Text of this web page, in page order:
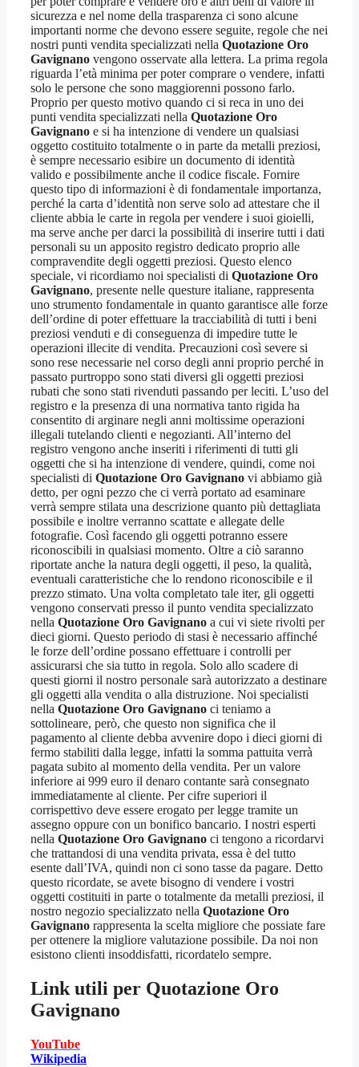
sicurezza e nel nome della trasparenza ci sono alcune
importanti norme che devono essere seguite, regole che nei
nostri punti vendita specializzati nella Quotazione Oro
Gavignano vengono osservate alla lettera. La prima regola
riguarda l’età minima per poter comprare o vendere, infatti
solo le persone che sono maggiorenni possono farlo.
Proprio per questo motivo quando ci si reca in uno dei
punti vendita specializzati nella Quotazione Oro
Gavignano e si ha intenzione di vendere un qualsiasi
oggetto costituito totalmente o in parte da metalli preziosi,
è sempre necessario esibire un documento di identità
valido e possibilmente anche il codice fiscale. Fornire
questo tipo di informazioni è di fondamentale importanza,
perché la carta d’identità non serve solo ad attestare che il
cliente abbia le carte in regola per vendere i suoi gioielli,
ma serve anche per darci la possibilità di inserire tutti i dati
personali su un apposito registro dedicato proprio alle
compravendite degli oggetti preziosi. Questo elenco
speciale, vi ricordiamo noi specialisti di Quotazione Oro
Gavignano, presente nelle questure italiane, rappresenta
uno strumento fondamentale in quanto garantisce alle forze
dell’ordine di poter effettuare la tracciabilità di tutti i beni
preziosi venduti e di conseguenza di impedire tutte le
operazioni illecite di vendita. Precauzioni così severe si
sono rese necessarie nel corso degli anni proprio perché in
passato purtroppo sono stati diversi gli oggetti preziosi
rubati che sono stati rivenduti passando per leciti. L’uso del
registro e la presenza di una normativa tanto rigida ha
consentito di arginare negli anni moltissime operazioni
illegali tutelando clienti e negozianti. All’interno del
registro vengono anche inseriti i riferimenti di tutti gli
oggetti che si ha intenzione di vendere, quindi, come noi
specialisti di Quotazione Oro Gavignano vi abbiamo già
detto, per ogni pezzo che ci verrà portato ad esaminare
verrà sempre stilata una descrizione quanto più dettagliata
possibile e inoltre verranno scattate e allegate delle
fotografie. Così facendo gli oggetti potranno essere
riconoscibili in qualsiasi momento. Oltre a ciò saranno
riportate anche la natura degli oggetti, il peso, la qualità,
eventuali caratteristiche che lo rendono riconoscibile e il
prezzo stimato. Una volta completato tale iter, gli oggetti
vengono conservati presso il punto vendita specializzato
nella Quotazione Oro Gavignano a cui vi siete rivolti per
dieci giorni. Questo periodo di stasi è necessario affinché
le forze dell’ordine possano effettuare i controlli per
assicurarsi che sia tutto in regola. Solo allo scadere di
questi giorni il nostro personale sarà autorizzato a destinare
gli oggetti alla vendita o alla distruzione. Noi specialisti
nella Quotazione Oro Gavignano ci teniamo a
sottolineare, però, che questo non significa che il
pagamento al cliente debba avvenire dopo i dieci giorni di
fermo stabiliti dalla legge, infatti la somma pattuita verrà
pagata subito al momento della vendita. Per un valore
inferiore ai 999 euro il denaro contante sarà consegnato
immediatamente al cliente. Per cifre superiori il
corrispettivo deve essere erogato per legge tramite un
assegno oppure con un bonifico bancario. I nostri esperti
nella Quotazione Oro Gavignano ci tengono a ricordarvi
che trattandosi di una vendita privata, essa è del tutto
esente dall’IVA, quindi non ci sono tasse da pagare. Detto
questo ricordate, se avete bisogno di vendere i vostri
oggetti costituiti in parte o totalmente da metalli preziosi, il
nostro negozio specializzato nella Quotazione Oro
Gavignano rappresenta la scelta migliore che possiate fare
per ottenere la migliore valutazione possibile. Da noi non
esistono clienti insoddisfatti, ricordatelo sempre.
Link utili per Quotazione Oro
Gavignano
YouTube
Wikipedia